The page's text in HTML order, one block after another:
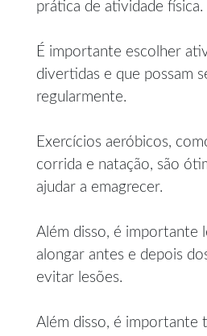
prática de atividade física.
É importante escolher
divertidas e que possam
regularmente.
Exercícios aeróbicos,
corrida e natação, são
ajudar a emagrecer.
Além disso, é importante
alongar antes e depois
evitar lesões.
Além disso, é importante